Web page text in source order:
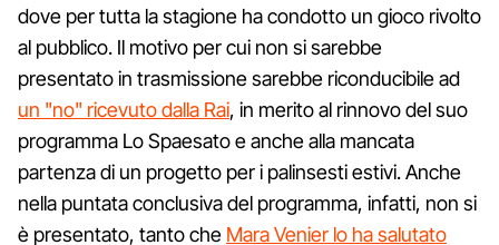
dove per tutta la stagione ha condotto un gioco rivolto
al pubblico. Il motivo per cui non si sarebbe
presentato in trasmissione sarebbe riconducibile ad
un "no" ricevuto dalla Rai, in merito al rinnovo del suo
programma Lo Spaesato e anche alla mancata
partenza di un progetto per i palinsesti estivi. Anche
nella puntata conclusiva del programma, infatti, non si
è presentato, tanto che Mara Venier lo ha salutato